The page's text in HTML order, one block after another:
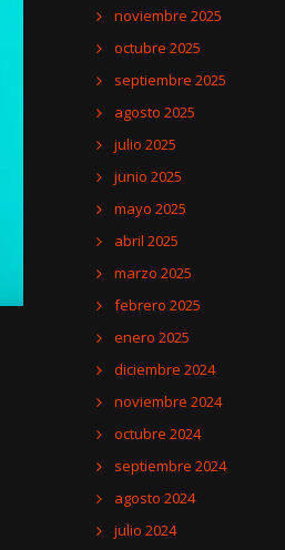
noviembre 2025
octubre 2025
septiembre 2025
agosto 2025
julio 2025
junio 2025
mayo 2025
abril 2025
marzo 2025
febrero 2025
enero 2025
diciembre 2024
noviembre 2024
octubre 2024
septiembre 2024
agosto 2024
julio 2024